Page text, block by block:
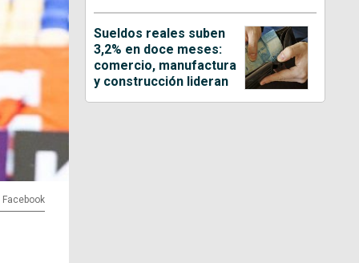
Sueldos reales suben
3,2% en doce meses:
comercio, manufactura
y construcción lideran